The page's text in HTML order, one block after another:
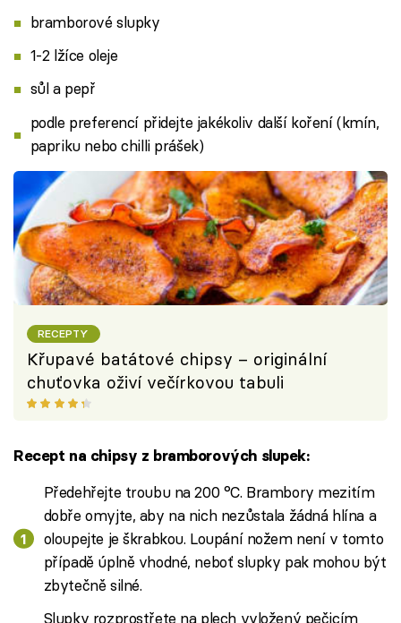
bramborové slupky
1-2 lžíce oleje
sůl a pepř
podle preferencí přidejte jakékoliv další koření (kmín,
papriku nebo chilli prášek)
RECEPTY
Křupavé batátové chipsy – originální
chuťovka oživí večírkovou tabuli
Recept na chipsy z bramborových slupek:
Předehřejte troubu na 200 °C. Brambory mezitím
dobře omyjte, aby na nich nezůstala žádná hlína a
oloupejte je škrabkou. Loupání nožem není v tomto
případě úplně vhodné, neboť slupky pak mohou být
zbytečně silné.
Slupky rozprostřete na plech vyložený pečicím